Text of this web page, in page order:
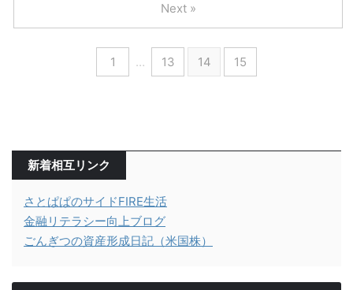
1 … 13 14 15
Next »
新着相互リンク
さとぱぱのサイドFIRE生活
金融リテラシー向上ブログ
ごんぎつの資産形成日記（米国株）